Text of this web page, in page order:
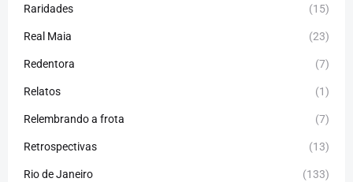
Raridades (15)
Real Maia (23)
Redentora (7)
Relatos (1)
Relembrando a frota (7)
Retrospectivas (13)
Rio de Janeiro (133)